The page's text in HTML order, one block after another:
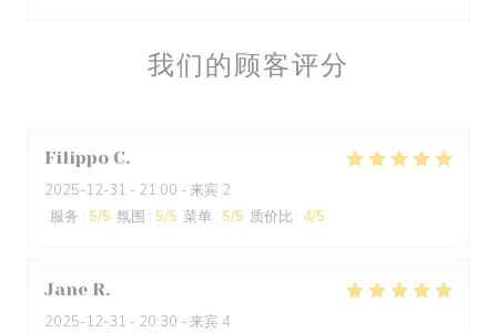
我们的顾客评分
Filippo C
2025-12-31 - 21:00 - 来宾 2
服务 : 5/5 氛围 : 5/5 菜单 : 5/5 质价比 : 4/5
Jane R
2025-12-31 - 20:30 - 来宾 4